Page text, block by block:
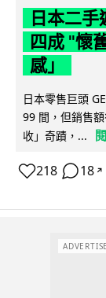
日本二
四成 "懷
感」
日本零售巨頭
99 間，但銷售
收」奇蹟，...
218 18 ↗